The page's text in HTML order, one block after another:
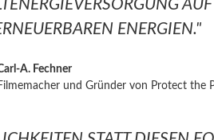
ENERGIEN."
A. Fechner
und Gründer von Protect the